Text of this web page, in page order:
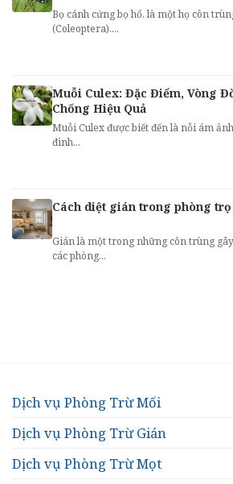
Bọ cánh cứng bọ hổ, là một họ côn
(Coleoptera)....
Muỗi Culex: Đặc Điểm, Vòng
Chống Hiệu Quả
Muỗi Culex được biết đến là nỗi ám
đình...
Cách diệt gián trong phòng trọ
Gián là một trong những côn trùng
các phòng...
Dịch vụ Phòng Trừ Mối
Dịch vụ Phòng Trừ Gián
Dịch vụ Phòng Trừ Mọt